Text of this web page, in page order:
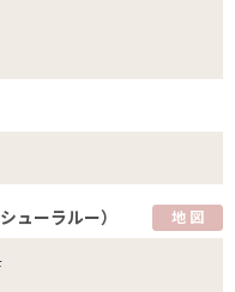
ューラルー） 地 図